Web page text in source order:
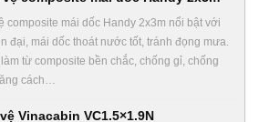
composite mái dốc Handy 2x3m nổi bật với
đại, mái dốc thoát nước tốt, tránh đọng mưa.
từ composite bền chắc, chống gỉ, chống
cách…
Vinacabin VC1.5×1.9N